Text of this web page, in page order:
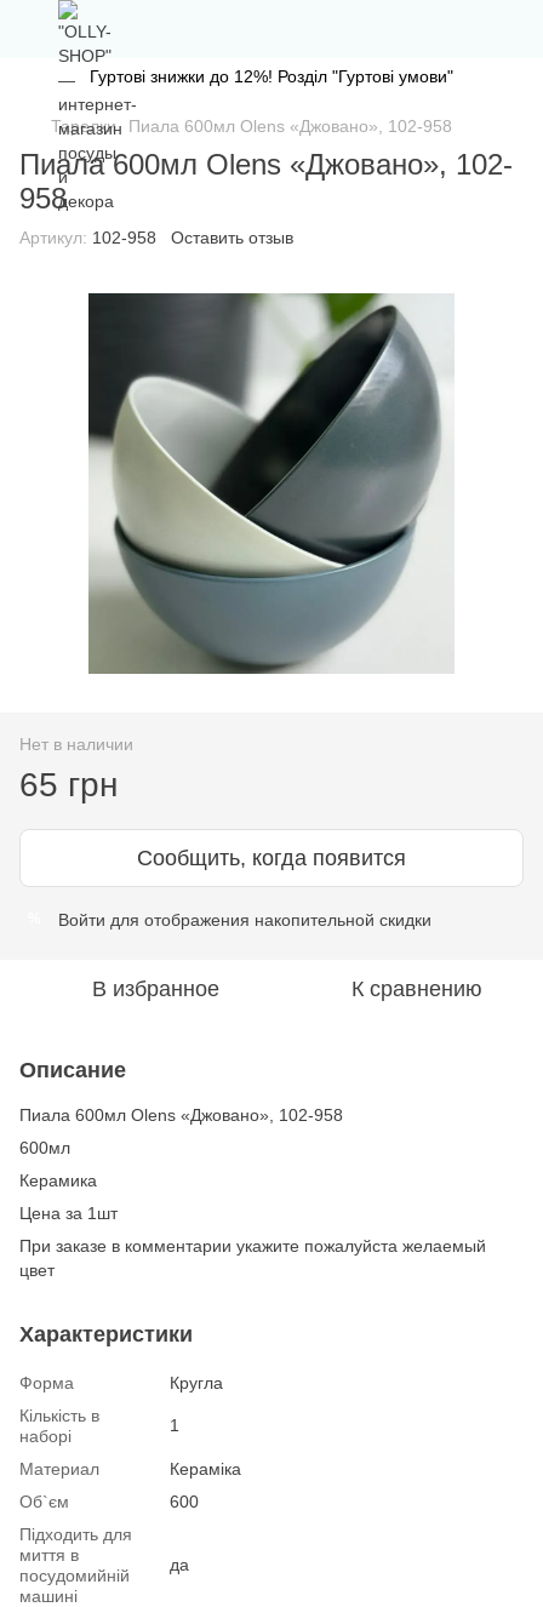
Гуртові знижки до 12%! Розділ "Гуртові умови"
Тарелки Пиала 600мл Olens «Джовано», 102-958
Пиала 600мл Olens «Джовано», 102-
958
Артикул: 102-958 Оставить отзыв
Нет в наличии
65 грн
Сообщить, когда появится
Войти для отображения накопительной скидки
В избранное К сравнению
Описание
Пиала 600мл Olens «Джовано», 102-958
600мл
Керамика
Цена за 1шт
При заказе в комментарии укажите пожалуйста желаемый
цвет
Характеристики
Форма
Кругла
Кількість в
наборі
1
Материал
Кераміка
Об`єм
600
Підходить для
миття в
посудомийній
машині
да